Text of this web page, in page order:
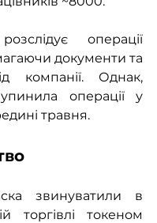
операції
документи та
компанії. Однак,
операції у
травня.
звинуватили в
торгівлі токеном